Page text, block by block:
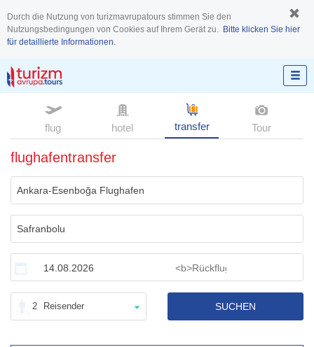
Durch die Nutzung von turizmavrupatours stimmen Sie den
Nutzungsbedingungen von Cookies auf Ihrem Gerät zu. Bitte klicken Sie hier
für detaillierte Informationen.
flug hotel transfer Tour
flughafentransfer
2 Reisender SUCHEN